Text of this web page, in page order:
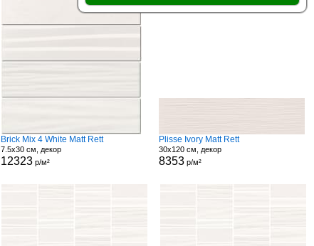
Brick Mix 4 White Matt Rett
7.5x30 см, декор
12323 р/м²
Plisse Ivory Matt Rett
30x120 см, декор
8353р/м²